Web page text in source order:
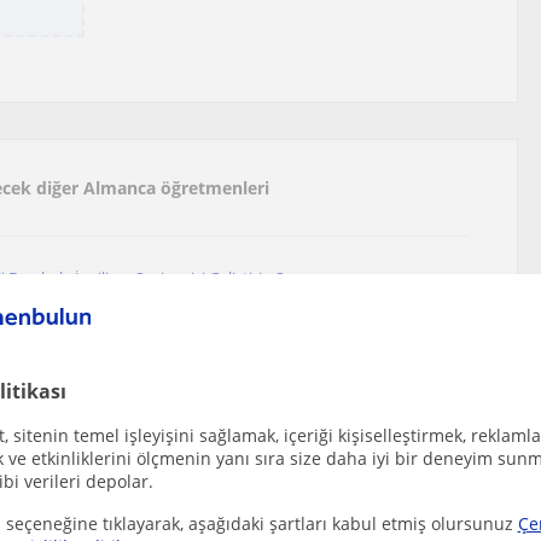
sitenin temel işleyişini sağlamak, içeriği kişiselleştirmek,
ve etkinliklerini ölçmenin yanı sıra size daha iyi bir deneyim
verileri depolar.
tıklayarak, aşağıdaki şartları kabul etmiş olursunuz
diğer Almanca öğretmenleri
İngilizce Seviyenizi Geliştirin Sı...
(İzmir), Tepecik (İzmir), Turgu...
Almanca dersleri
konuşuyorum; Almanya’da doğup büyüdüm ve ...